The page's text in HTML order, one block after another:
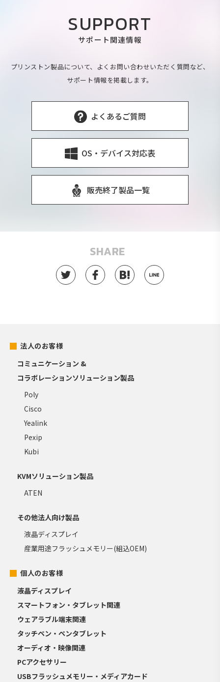
SUPPORT
サポート関連情報
プリンストン製品について、よくお問い合わせいただく質問など、
サポート情報を掲載します。
よくあるご質問
OS・デバイス対応表
販売終了製品一覧
SHARE
法人のお客様
コミュニケーション &
コラボレーションソリューション製品
Poly
Cisco
Yealink
Pexip
Kubi
KVMソリューション製品
ATEN
その他法人向け製品
液晶ディスプレイ
産業用途フラッシュメモリー(組込OEM)
個人のお客様
液晶ディスプレイ
スマートフォン・タブレット関連
ウェアラブル端末関連
タッチペン・ペンタブレット
オーディオ・映像関連
PCアクセサリー
USBフラッシュメモリー・メディアカード